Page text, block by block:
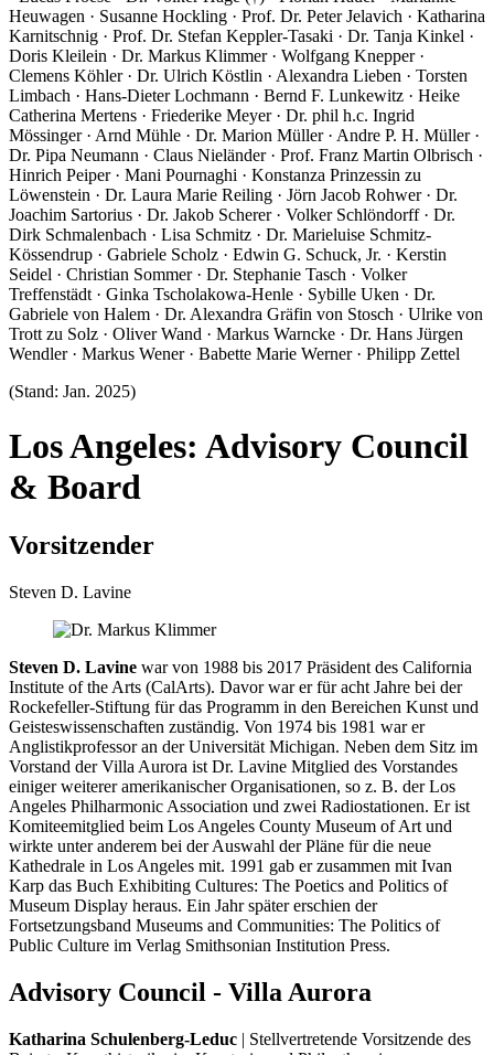
Heuwagen · Susanne Hockling · Prof. Dr. Peter Jelavich · Katharina
Karnitschnig · Prof. Dr. Stefan Keppler-Tasaki · Dr. Tanja Kinkel ·
Doris Kleilein · Dr. Markus Klimmer · Wolfgang Knepper ·
Clemens Köhler · Dr. Ulrich Köstlin · Alexandra Lieben · Torsten
Limbach · Hans-Dieter Lochmann · Bernd F. Lunkewitz · Heike
Catherina Mertens · Friederike Meyer · Dr. phil h.c. Ingrid
Mössinger · Arnd Mühle · Dr. Marion Müller · Andre P. H. Müller ·
Dr. Pipa Neumann · Claus Nieländer · Prof. Franz Martin Olbrisch ·
Hinrich Peiper · Mani Pournaghi · Konstanza Prinzessin zu
Löwenstein · Dr. Laura Marie Reiling · Jörn Jacob Rohwer · Dr.
Joachim Sartorius · Dr. Jakob Scherer · Volker Schlöndorff · Dr.
Dirk Schmalenbach · Lisa Schmitz · Dr. Marieluise Schmitz-
Kössendrup · Gabriele Scholz · Edwin G. Schuck, Jr. · Kerstin
Seidel · Christian Sommer · Dr. Stephanie Tasch · Volker
Treffenstädt · Ginka Tscholakowa-Henle · Sybille Uken · Dr.
Gabriele von Halem · Dr. Alexandra Gräfin von Stosch · Ulrike von
Trott zu Solz · Oliver Wand · Markus Warncke · Dr. Hans Jürgen
Wendler · Markus Wener · Babette Marie Werner · Philipp Zettel
(Stand: Jan. 2025)
Los Angeles: Advisory Council
& Board
Vorsitzender
Steven D. Lavine
Steven D. Lavine war von 1988 bis 2017 Präsident des California
Institute of the Arts (CalArts). Davor war er für acht Jahre bei der
Rockefeller-Stiftung für das Programm in den Bereichen Kunst und
Geisteswissenschaften zuständig. Von 1974 bis 1981 war er
Anglistikprofessor an der Universität Michigan. Neben dem Sitz im
Vorstand der Villa Aurora ist Dr. Lavine Mitglied des Vorstandes
einiger weiterer amerikanischer Organisationen, so z. B. der Los
Angeles Philharmonic Association und zwei Radiostationen. Er ist
Komiteemitglied beim Los Angeles County Museum of Art und
wirkte unter anderem bei der Auswahl der Pläne für die neue
Kathedrale in Los Angeles mit. 1991 gab er zusammen mit Ivan
Karp das Buch Exhibiting Cultures: The Poetics and Politics of
Museum Display heraus. Ein Jahr später erschien der
Fortsetzungsband Museums and Communities: The Politics of
Public Culture im Verlag Smithsonian Institution Press.
Advisory Council - Villa Aurora
Katharina Schulenberg-Leduc | Stellvertretende Vorsitzende des